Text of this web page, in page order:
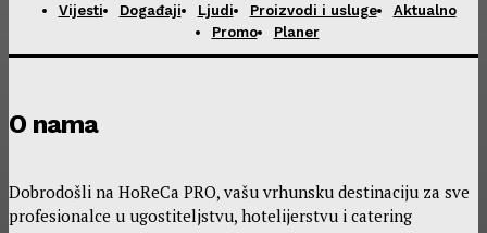
Vijesti Događaji Ljudi Proizvodi i usluge
Aktualno
Promo
Planer
O nama
Dobrodošli na HoReCa PRO, vašu vrhunsku destinaciju za sve
profesionalce u ugostiteljstvu, hotelijerstvu i catering